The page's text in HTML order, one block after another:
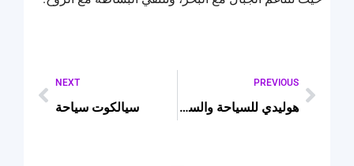
PREVIOUS
هوليدي للسياحة والسفر
NEXT
سيالكوت سياحة